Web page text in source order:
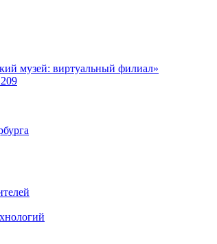
музей: виртуальный филиал»